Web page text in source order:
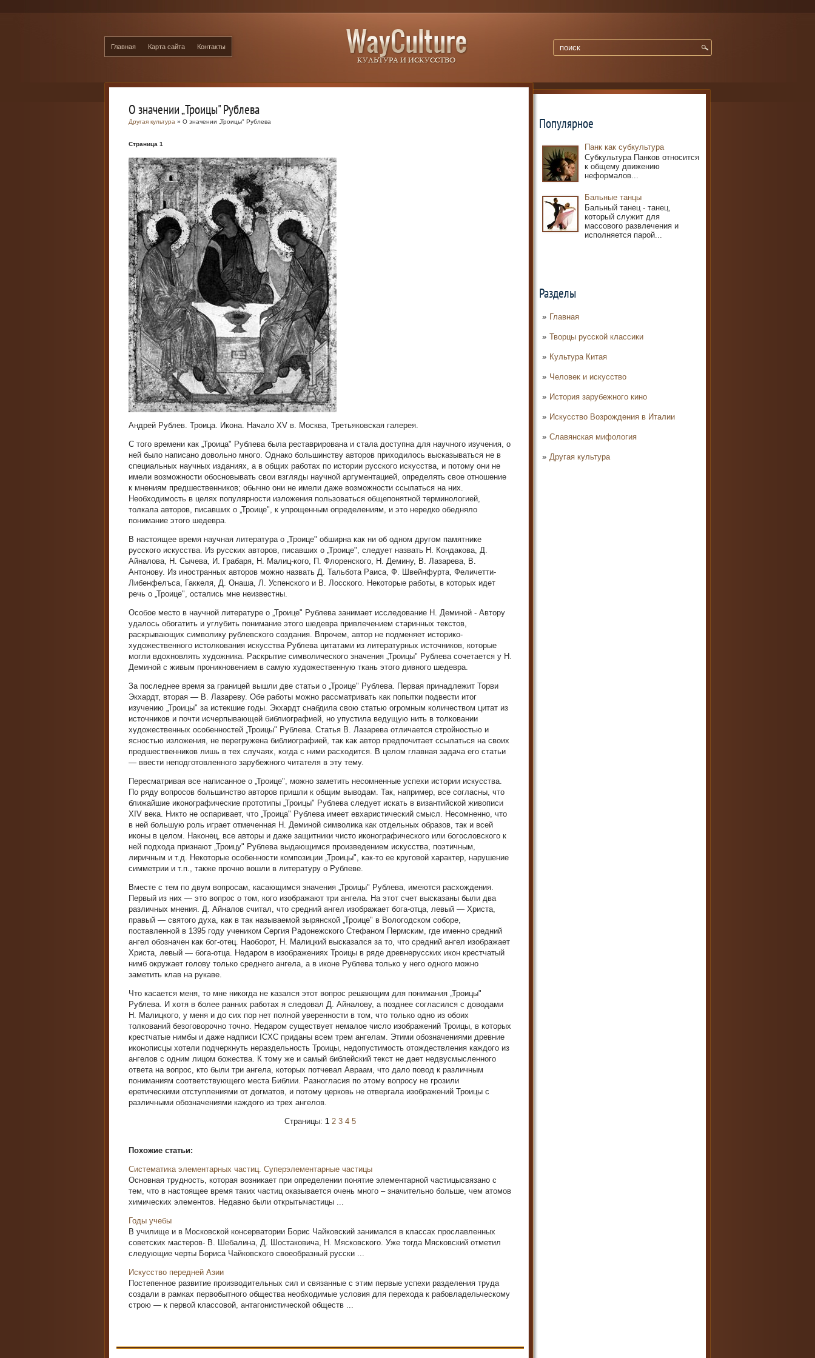
Главная Карта сайта Контакты
Популярное
Панк как субкультура
Субкультура Панков относится
к общему движению
неформалов...
Бальные танцы
Бальный танец - танец,
который служит для
массового развлечения и
исполняется парой...
Разделы
Главная
Творцы русской классики
Культура Китая
Человек и искусство
История зарубежного кино
Искусство Возрождения в Италии
Славянская мифология
Другая культура
О значении „Троицы" Рублева
Другая культура » О значении „Троицы" Рублева
Страница 1
Андрей Рублев. Троица. Икона. Начало XV в. Москва, Третьяковская галерея.
С того времени как „Троица" Рублева была реставрирована и стала доступна для научного изучения, о
ней было написано довольно много. Однако большинству авторов приходилось высказываться не в
специальных научных изданиях, а в общих работах по истории русского искусства, и потому они не
имели возможности обосновывать свои взгляды научной аргументацией, определять свое отношение
к мнениям предшественников; обычно они не имели даже возможности ссылаться на них.
Необходимость в целях популярности изложения пользоваться общепонятной терминологией,
толкала авторов, писавших о „Троице", к упрощенным определениям, и это нередко обедняло
понимание этого шедевра.
В настоящее время научная литература о „Троице" обширна как ни об одном другом памятнике
русского искусства. Из русских авторов, писавших о „Троице", следует назвать Н. Кондакова, Д.
Айналова, Н. Сычева, И. Грабаря, Н. Малиц-кого, П. Флоренского, Н. Демину, В. Лазарева, В.
Антонову. Из иностранных авторов можно назвать Д. Тальбота Раиса, Ф. Швейнфурта, Феличетти-
Либенфелъса, Гаккеля, Д. Онаша, Л. Успенского и В. Лосского. Некоторые работы, в которых идет
речь о „Троице", остались мне неизвестны.
Особое место в научной литературе о „Троице" Рублева занимает исследование Н. Деминой - Автору
удалось обогатить и углубить понимание этого шедевра привлечением старинных текстов,
раскрывающих символику рублевского создания. Впрочем, автор не подменяет историко-
художественного истолкования искусства Рублева цитатами из литературных источников, которые
могли вдохновлять художника. Раскрытие символического значения „Троицы" Рублева сочетается у Н.
Деминой с живым проникновением в самую художественную ткань этого дивного шедевра.
За последнее время за границей вышли две статьи о „Троице" Рублева. Первая принадлежит Торви
Экхардт, вторая — В. Лазареву. Обе работы можно рассматривать как попытки подвести итог
изучению „Троицы" за истекшие годы. Экхардт снабдила свою статью огромным количеством цитат из
источников и почти исчерпывающей библиографией, но упустила ведущую нить в толковании
художественных особенностей „Троицы" Рублева. Статья В. Лазарева отличается стройностью и
ясностью изложения, не перегружена библиографией, так как автор предпочитает ссылаться на своих
предшественников лишь в тех случаях, когда с ними расходится. В целом главная задача его статьи
— ввести неподготовленного зарубежного читателя в эту тему.
Пересматривая все написанное о „Троице", можно заметить несомненные успехи истории искусства.
По ряду вопросов большинство авторов пришли к общим выводам. Так, например, все согласны, что
ближайшие иконографические прототипы „Троицы" Рублева следует искать в византийской живописи
XIV века. Никто не оспаривает, что „Троица" Рублева имеет евхаристический смысл. Несомненно, что
в ней большую роль играет отмеченная Н. Деминой символика как отдельных образов, так и всей
иконы в целом. Наконец, все авторы и даже защитники чисто иконографического или богословского к
ней подхода признают „Троицу" Рублева выдающимся произведением искусства, поэтичным,
лиричным и т.д. Некоторые особенности композиции „Троицы", как-то ее круговой характер, нарушение
симметрии и т.п., также прочно вошли в литературу о Рублеве.
Вместе с тем по двум вопросам, касающимся значения „Троицы" Рублева, имеются расхождения.
Первый из них — это вопрос о том, кого изображают три ангела. На этот счет высказаны были два
различных мнения. Д. Айналов считал, что средний ангел изображает бога-отца, левый — Христа,
правый — святого духа, как в так называемой зырянской „Троице" в Вологодском соборе,
поставленной в 1395 году учеником Сергия Радонежского Стефаном Пермским, где именно средний
ангел обозначен как бог-отец. Наоборот, Н. Малицкий высказался за то, что средний ангел изображает
Христа, левый — бога-отца. Недаром в изображениях Троицы в ряде древнерусских икон крестчатый
нимб окружает голову только среднего ангела, а в иконе Рублева только у него одного можно
заметить клав на рукаве.
Что касается меня, то мне никогда не казался этот вопрос решающим для понимания „Троицы"
Рублева. И хотя в более ранних работах я следовал Д. Айналову, а позднее согласился с доводами
Н. Малицкого, у меня и до сих пор нет полной уверенности в том, что только одно из обоих
толкований безоговорочно точно. Недаром существует немалое число изображений Троицы, в которых
крестчатые нимбы и даже надписи ICXC приданы всем трем ангелам. Этими обозначениями древние
иконописцы хотели подчеркнуть нераздельность Троицы, недопустимость отождествления каждого из
ангелов с одним лицом божества. К тому же и самый библейский текст не дает недвусмысленного
ответа на вопрос, кто были три ангела, которых потчевал Авраам, что дало повод к различным
пониманиям соответствующего места Библии. Разногласия по этому вопросу не грозили
еретическими отступлениями от догматов, и потому церковь не отвергала изображений Троицы с
различными обозначениями каждого из трех ангелов.
Страницы: 1 2 3 4 5
Похожие статьи:
Систематика элементарных частиц. Суперэлементарные частицы
Основная трудность, которая возникает при определении понятие элементарной частицысвязано с
тем, что в настоящее время таких частиц оказывается очень много – значительно больше, чем атомов
химических элементов. Недавно были открытычастицы ...
Годы учебы
В училище и в Московской консерватории Борис Чайковский занимался в классах прославленных
советских мастеров- В. Шебалина, Д. Шостаковича, Н. Мясковского. Уже тогда Мясковский отметил
следующие черты Бориса Чайковского своеобразный русски ...
Искусство передней Азии
Постепенное развитие производительных сил и связанные с этим первые успехи разделения труда
создали в рамках первобытного общества необходимые условия для перехода к рабовладельческому
строю — к первой классовой, антагонистической обществ ...